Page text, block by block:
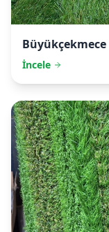
Büyükçekmece
İncele